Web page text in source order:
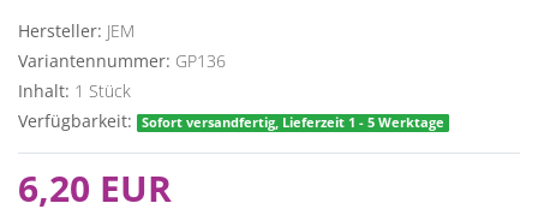
Hersteller: JEM
Variantennummer: GP136
Inhalt: 1 Stück
Verfügbarkeit:
Sofort versandfertig, Lieferzeit 1 - 5 Werktage
6,20 EUR